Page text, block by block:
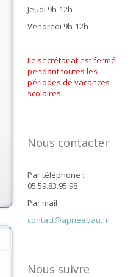
Jeudi 9h-12h
Vendredi 9h-12h
Le secrétariat est fermé
pendant toutes les
périodes de vacances
scolaires.
Nous contacter
Par téléphone :
05.59.83.95.98
Par mail :
contact@apneepau.fr
Nous suivre